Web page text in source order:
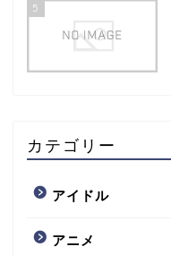
5
カテゴリー
アイドル
アニメ